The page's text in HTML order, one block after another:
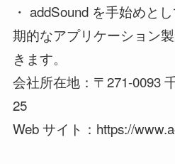
・ addSound を手始めと
期的なアプリケーション
きます。
会社所在地：〒271-0093
25
Web サイト：https://